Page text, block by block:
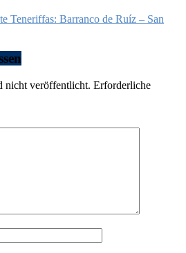
Teneriffas: Barranco de Ruíz – San
nicht veröffentlicht. Erforderliche